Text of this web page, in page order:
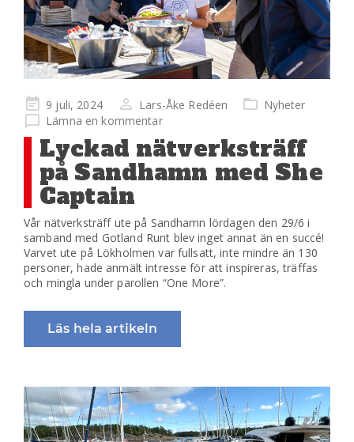
Publicerad
på
9 juli, 2024 Lars-Åke Redéen
Nyheter
Lämna en kommentar
Lyckad nätverksträff
på Sandhamn med She
Captain
Vår nätverksträff ute på Sandhamn lördagen den 29/6 i
samband med Gotland Runt blev inget annat än en succé!
Varvet ute på Lökholmen var fullsatt, inte mindre än 130
personer, hade anmält intresse för att inspireras, träffas
och mingla under parollen “One More”.
Läs hela artikeln